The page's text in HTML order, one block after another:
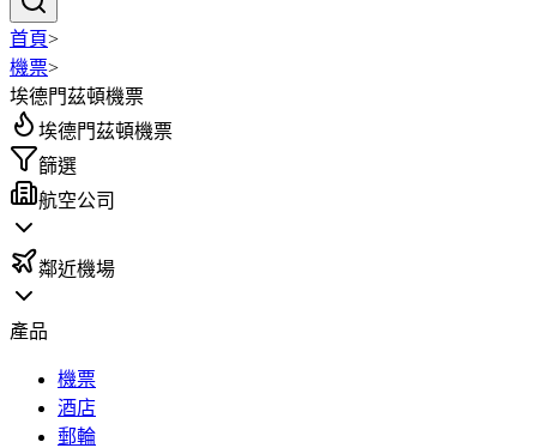
首頁>
機票>
埃德門茲頓機票
埃德門茲頓機票
篩選
航空公司
鄰近機場
產品
機票
酒店
郵輪